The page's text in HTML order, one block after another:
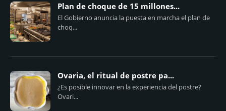
Plan de choque de 15 millones...
El Gobierno anuncia la puesta en marcha el plan de
choq...
Ovaria, el ritual de postre pa...
¿Es posible innovar en la experiencia del postre?
Ovari...